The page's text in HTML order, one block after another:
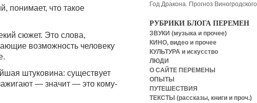
понимает, что такое
сюжет. Это слова,
возможность человеку
штуковина: существует
— значит — это кому-
Год Дракона. Прогноз Виногродского
РУБРИКИ БЛОГА ПЕРЕМЕН
ЗВУКИ (музыка и прочее)
КИНО, видео и прочее
КУЛЬТУРА и искусство
ЛЮДИ
О САЙТЕ ПЕРЕМЕНЫ
ОПЫТЫ
ПУТЕШЕСТВИЯ
ТЕКСТЫ (рассказы, книги и проч.)